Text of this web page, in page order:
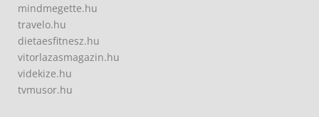
mindmegette.hu
travelo.hu
dietaesfitnesz.hu
vitorlazasmagazin.hu
videkize.hu
tvmusor.hu